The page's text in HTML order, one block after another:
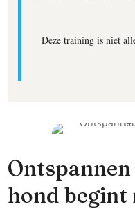
Deze training is niet
hond